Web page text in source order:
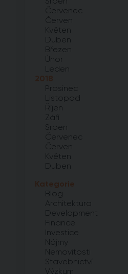
Červenec
Červen
Květen
Duben
Březen
Únor
Leden
2018
Prosinec
Listopad
Říjen
Září
Srpen
Červenec
Červen
Květen
Duben
Kategorie
Blog
Architektura
Development
Finance
Investice
Nájmy
Nemovitosti
Stavebnictví
Výzkum